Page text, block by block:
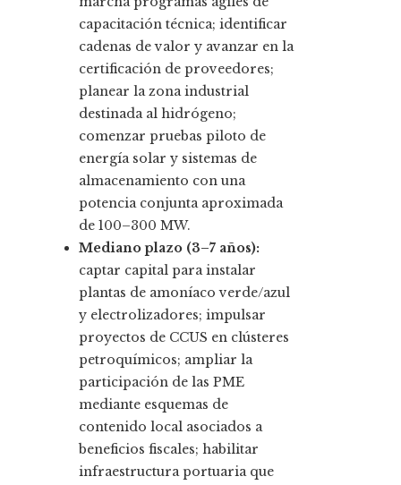
capacitación técnica; identificar
cadenas de valor y avanzar en la
certificación de proveedores;
planear la zona industrial
destinada al hidrógeno;
comenzar pruebas piloto de
energía solar y sistemas de
almacenamiento con una
potencia conjunta aproximada
de 100–300 MW.
Mediano plazo (3–7 años):
captar capital para instalar
plantas de amoníaco verde/azul
y electrolizadores; impulsar
proyectos de CCUS en clústeres
petroquímicos; ampliar la
participación de las PME
mediante esquemas de
contenido local asociados a
beneficios fiscales; habilitar
infraestructura portuaria que